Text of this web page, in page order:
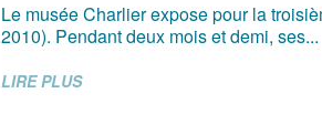
Le musée Charlier expose pour la
2010). Pendant deux mois et demi, ses...
LIRE PLUS